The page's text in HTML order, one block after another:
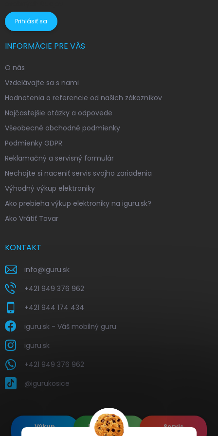
Prihlásiť sa
INFORMÁCIE PRE VÁS
O nás
Vzdelávajte sa s nami
Hodnotenia a referencie od našich zákazníkov
Najčastejšie otázky a odpovede
Všeobecné obchodné podmienky
Podmienky GDPR
Reklamačný a servisný formulár
Nechajte si naceniť servis svojho zariadenia
Výhodný výkup elektroniky
Ako prebieha výkup elektroniky na iguru.sk?
Ako Vrátiť Tovar
KONTAKT
info@iguru.sk
+421 949 376 962
+421 944 174 434
iguru.sk - Váš mobilný guru
iguru.sk
+421 949 376 962
@igurukosice
Výkup
Renovované
Apple's
Servis